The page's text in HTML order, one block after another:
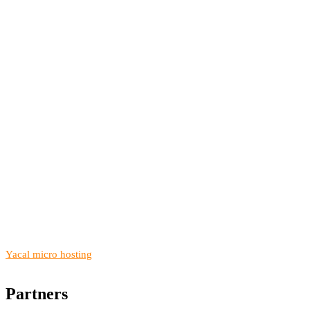
Yacal micro hosting
Partners